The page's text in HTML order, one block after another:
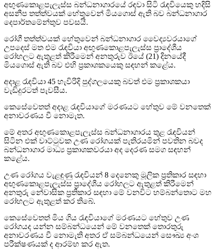
අඟුණකොළපැලැස්ස බන්ධනාගාරයේ රඳවා සිටි රැඳවියෙකු හදිසි
අසනීප තත්ත්වයක් හේතුවෙන් මියගොස් ඇති බව බන්ධනාගාර
දෙපාර්තමේන්තුව පවසයි.
රෝගී තත්ත්වයක් හේතුවෙන් බන්ධනාගාර වෛද්‍යවරයාගේ
උපදෙස් මත එම රැඳවියා අඟුණකොළපැලැස්ස ප්‍රාදේශීය
රෝහලට ඇතුළත් කිරීමෙන් අනතුරුව ඊයේ (21) දිනයේදී
මියගොස් ඇති බව එහි ප්‍රකාශකයෙකු සඳහන් කළේය.
අදාළ රැඳවියා 45 හැවිරිදි පුද්ගලයෙකු බවත් එම ප්‍රකාශකයා
වැඩිදුරටත් පැවසීය.
කෙසේවෙතත් අදාළ රැඳවියාගේ මරණයට හේතුව මේ වනතෙක්
අනාවරණය වී නොමැත.
මේ අතර අඟුණකොළපැලැස්ස බන්ධනාගාරය තුළ රැඳවියන්
සිටින එක් වාට්ටුවක උණ රෝගයක් පැතිරයමින් පවතින බවද
බන්ධනාගාර මාධ්‍ය ප්‍රකාශකවරයා අද දෙරණ සමග සඳහන්
කළේය.
උණ රෝගය වැළඳුණු රැඳවියන් 8 දෙනෙකු මූලික ප්‍රතිකාර සඳහා
අඟුණකොළපැලැස්ස ප්‍රාදේශීය රෝහලට ඇතුළත් කිරීමෙන්
අනතුරු නේවාසික ප්‍රතිකාර සඳහා මේ වනවිට හම්බන්තොට මහ
රෝහලට ඇතුළත් කර තිබේ.
කෙසේවෙතත් මිය ගිය රැඳවියාගේ මරණයට හේතුව උණ
රෝගයද යන්න සම්බන්ධයෙන් මේ වනතෙක් තොරතුරු
අනාවරණය වී නොමැති අතර ඒ සම්බන්ධයෙන් සෞඛ්‍ය අංශ
පරීක්ෂණයක් ද ආරම්භ කර ඇත.